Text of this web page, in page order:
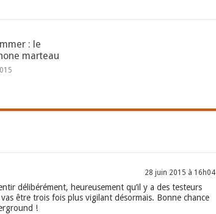
: le
marteau
28 juin 2015 à 16h04
délibérément, heureusement qu’il y a des testeurs
être trois fois plus vigilant désormais. Bonne chance
!